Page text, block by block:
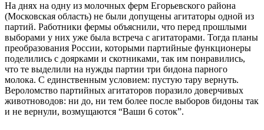
На днях на одну из молочных ферм Егорьевского района
(Московская область) не были допущены агитаторы одной из
партий. Работники фермы объяснили, что перед прошлыми
выборами у них уже была встреча с агитаторами. Тогда планы
преобразования России, которыми партийные функционеры
поделились с доярками и скотниками, так им понравились,
что те выделили на нужды партии три бидона парного
молока. С единственным условием: пустую тару вернуть.
Вероломство партийных агитаторов поразило доверчивых
животноводов: ни до, ни тем более после выборов бидоны так
и не вернули, возмущаются “Ваши 6 соток”.